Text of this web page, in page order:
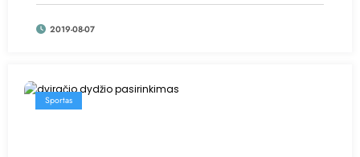
2019-08-07
Sportas